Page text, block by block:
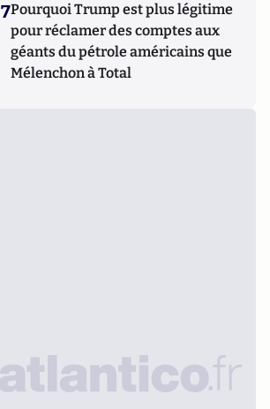
7Pourquoi Trump est plus légitime
pour réclamer des comptes aux
géants du pétrole américains que
Mélenchon à Total